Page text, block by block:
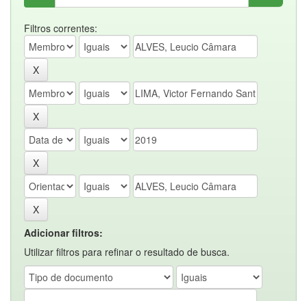
Filtros correntes:
Adicionar filtros:
Utilizar filtros para refinar o resultado de busca.